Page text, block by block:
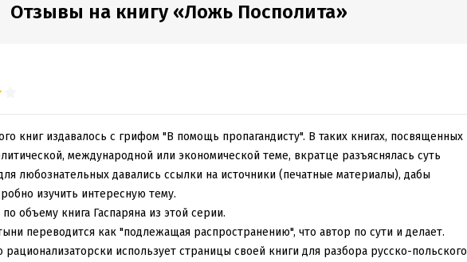
Отзывы на книгу «Ложь Посполита»
книг издавалось с грифом "В помощь пропагандисту". В таких книгах, посвященных
международной или экономической теме, вкратце разъяснялась суть
любознательных давались ссылки на источники (печатные материалы), дабы
изучить интересную тему.
объему книга Гаспаряна из этой серии.
переводится как "подлежащая распространению", что автор по сути и делает.
рационализаторски использует страницы своей книги для разбора русско-польского